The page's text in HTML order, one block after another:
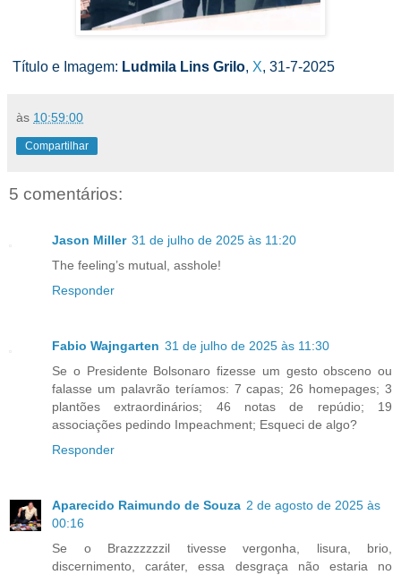
Título e Imagem: Ludmila Lins Grilo, X, 31-7-2025
às 10:59:00
Compartilhar
5 comentários:
Jason Miller 31 de julho de 2025 às 11:20
The feeling’s mutual, asshole!
Responder
Fabio Wajngarten 31 de julho de 2025 às 11:30
Se o Presidente Bolsonaro fizesse um gesto obsceno ou
falasse um palavrão teríamos: 7 capas; 26 homepages; 3
plantões extraordinários; 46 notas de repúdio; 19
associações pedindo Impeachment; Esqueci de algo?
Responder
Aparecido Raimundo de Souza 2 de agosto de 2025 às
00:16
Se o Brazzzzzzil tivesse vergonha, lisura, brio,
discernimento, caráter, essa desgraça não estaria no